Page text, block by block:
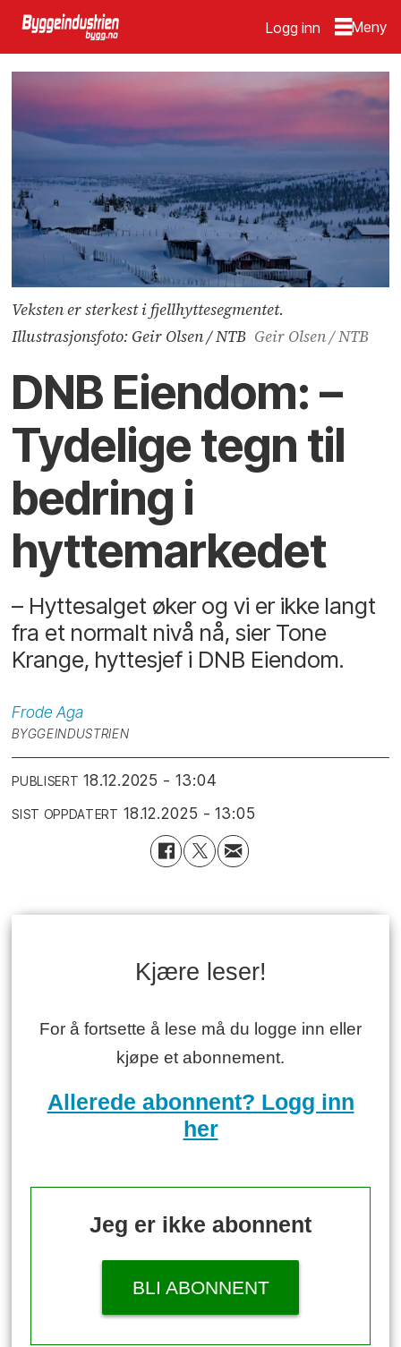
Logg inn
Veksten er sterkest i fjellhyttesegmentet.
Illustrasjonsfoto: Geir Olsen / NTB Geir Olsen / NTB
DNB Eiendom: –
Tydelige tegn til
bedring i
hyttemarkedet
– Hyttesalget øker og vi er ikke langt
fra et normalt nivå nå, sier Tone
Krange, hyttesjef i DNB Eiendom.
Frode Aga
BYGGEINDUSTRIEN
PUBLISERT 18.12.2025 - 13:04
SIST OPPDATERT 18.12.2025 - 13:05
Kjære leser!
For å fortsette å lese må du logge inn eller
kjøpe et abonnement.
Allerede abonnent? Logg inn
her
Jeg er ikke abonnent
BLI ABONNENT